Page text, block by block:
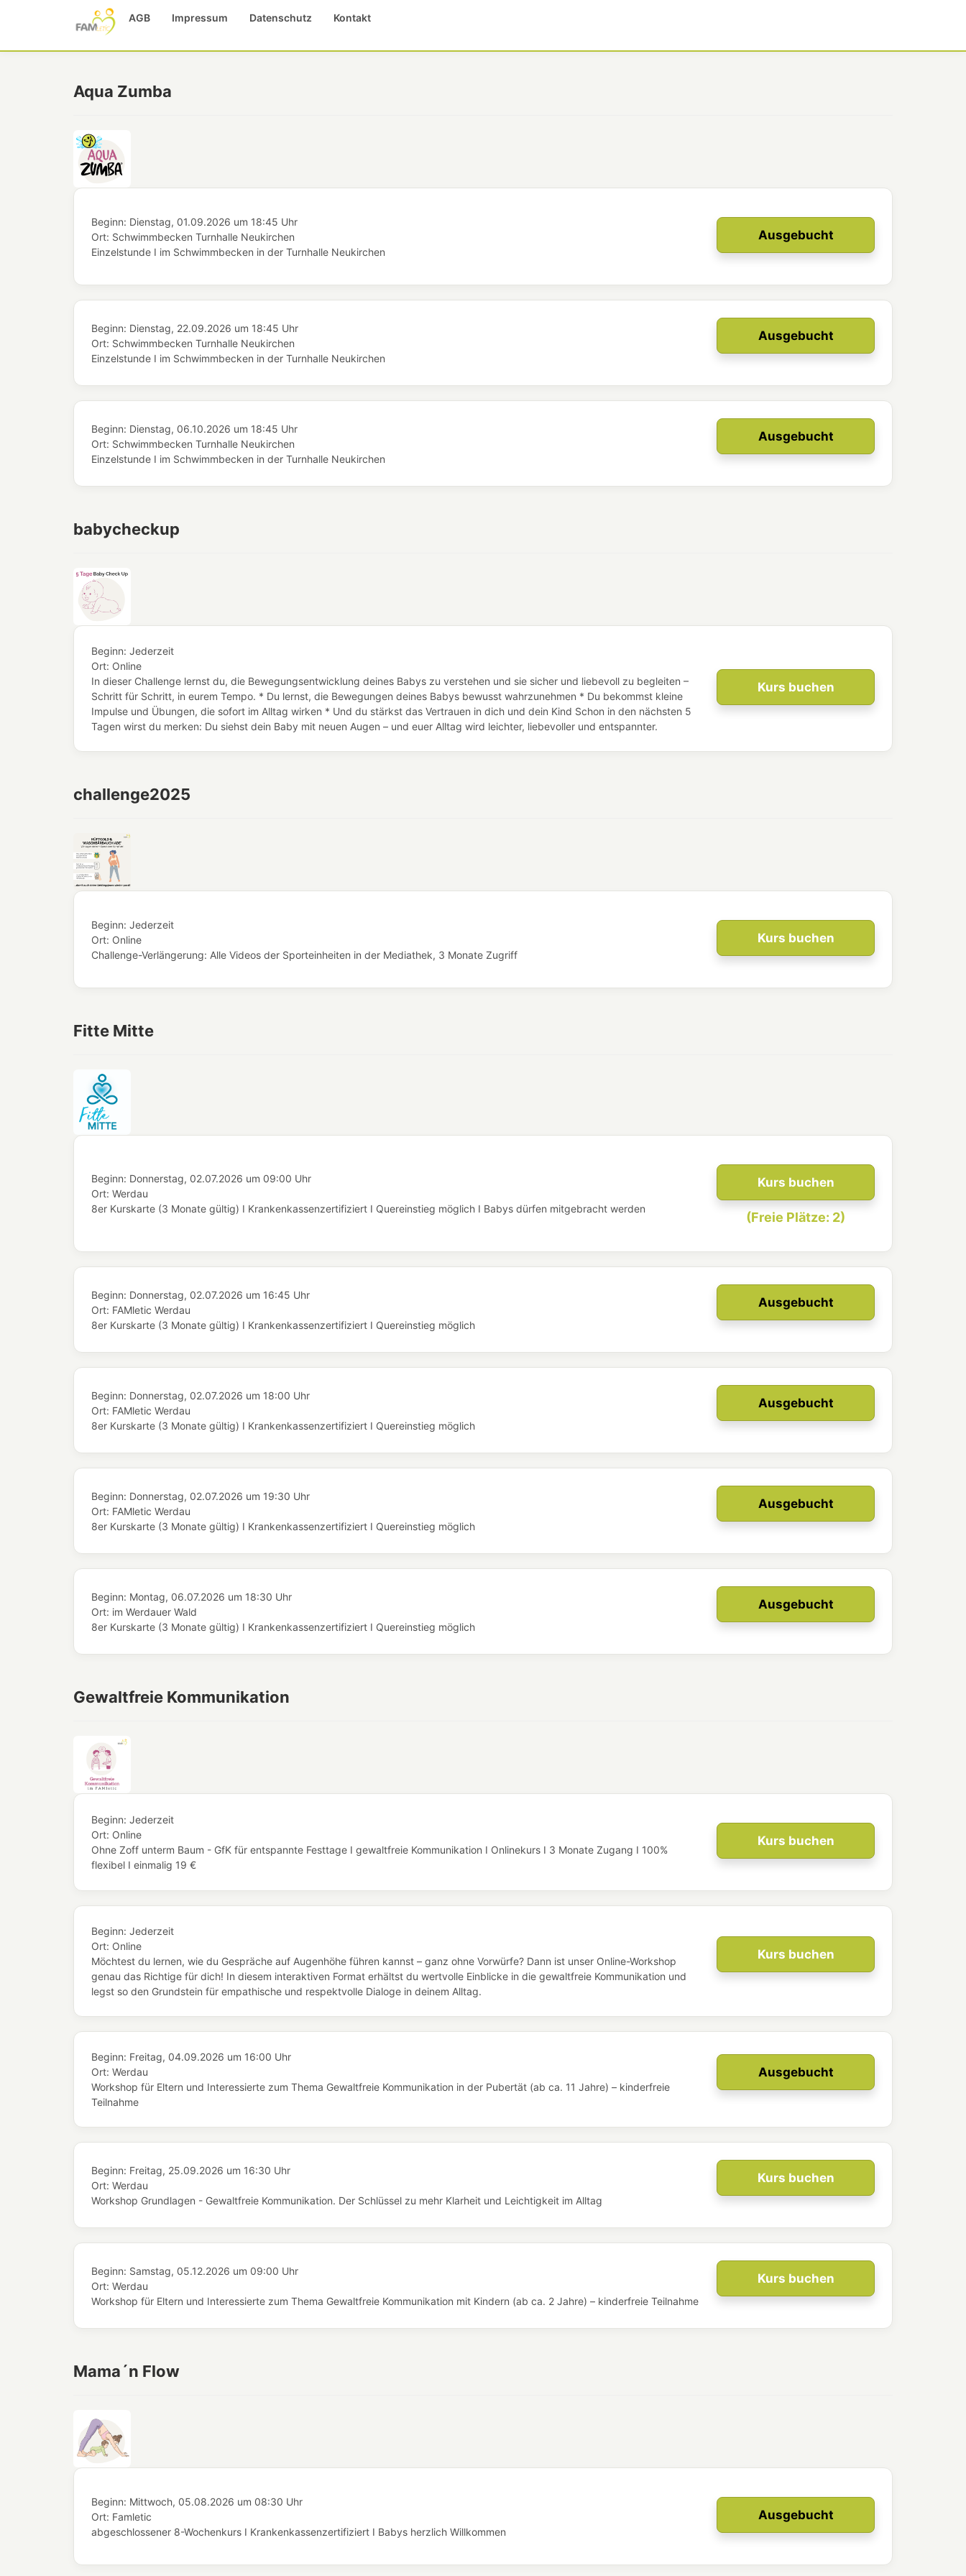
AGB Impressum Datenschutz Kontakt
Aqua Zumba
Ausgebucht
Beginn: Dienstag, 01.09.2026 um 18:45 Uhr
Ort: Schwimmbecken Turnhalle Neukirchen
Einzelstunde I im Schwimmbecken in der Turnhalle Neukirchen
Ausgebucht
Beginn: Dienstag, 22.09.2026 um 18:45 Uhr
Ort: Schwimmbecken Turnhalle Neukirchen
Einzelstunde I im Schwimmbecken in der Turnhalle Neukirchen
Ausgebucht
Beginn: Dienstag, 06.10.2026 um 18:45 Uhr
Ort: Schwimmbecken Turnhalle Neukirchen
Einzelstunde I im Schwimmbecken in der Turnhalle Neukirchen
babycheckup
Kurs buchen
Beginn: Jederzeit
Ort: Online
In dieser Challenge lernst du, die Bewegungsentwicklung deines Babys zu verstehen und sie sicher und liebevoll zu begleiten –
Schritt für Schritt, in eurem Tempo. * Du lernst, die Bewegungen deines Babys bewusst wahrzunehmen * Du bekommst kleine
Impulse und Übungen, die sofort im Alltag wirken * Und du stärkst das Vertrauen in dich und dein Kind Schon in den nächsten 5
Tagen wirst du merken: Du siehst dein Baby mit neuen Augen – und euer Alltag wird leichter, liebevoller und entspannter.
challenge2025
Kurs buchen
Beginn: Jederzeit
Ort: Online
Challenge-Verlängerung: Alle Videos der Sporteinheiten in der Mediathek, 3 Monate Zugriff
Fitte Mitte
Kurs buchen
(Freie Plätze: 2)
Beginn: Donnerstag, 02.07.2026 um 09:00 Uhr
Ort: Werdau
8er Kurskarte (3 Monate gültig) I Krankenkassenzertifiziert I Quereinstieg möglich I Babys dürfen mitgebracht werden
Ausgebucht
Beginn: Donnerstag, 02.07.2026 um 16:45 Uhr
Ort: FAMletic Werdau
8er Kurskarte (3 Monate gültig) I Krankenkassenzertifiziert I Quereinstieg möglich
Ausgebucht
Beginn: Donnerstag, 02.07.2026 um 18:00 Uhr
Ort: FAMletic Werdau
8er Kurskarte (3 Monate gültig) I Krankenkassenzertifiziert I Quereinstieg möglich
Ausgebucht
Beginn: Donnerstag, 02.07.2026 um 19:30 Uhr
Ort: FAMletic Werdau
8er Kurskarte (3 Monate gültig) I Krankenkassenzertifiziert I Quereinstieg möglich
Ausgebucht
Beginn: Montag, 06.07.2026 um 18:30 Uhr
Ort: im Werdauer Wald
8er Kurskarte (3 Monate gültig) I Krankenkassenzertifiziert I Quereinstieg möglich
Gewaltfreie Kommunikation
Kurs buchen
Beginn: Jederzeit
Ort: Online
Ohne Zoff unterm Baum - GfK für entspannte Festtage I gewaltfreie Kommunikation I Onlinekurs I 3 Monate Zugang I 100%
flexibel I einmalig 19 €
Kurs buchen
Beginn: Jederzeit
Ort: Online
Möchtest du lernen, wie du Gespräche auf Augenhöhe führen kannst – ganz ohne Vorwürfe? Dann ist unser Online-Workshop
genau das Richtige für dich! In diesem interaktiven Format erhältst du wertvolle Einblicke in die gewaltfreie Kommunikation und
legst so den Grundstein für empathische und respektvolle Dialoge in deinem Alltag.
Ausgebucht
Beginn: Freitag, 04.09.2026 um 16:00 Uhr
Ort: Werdau
Workshop für Eltern und Interessierte zum Thema Gewaltfreie Kommunikation in der Pubertät (ab ca. 11 Jahre) – kinderfreie
Teilnahme
Kurs buchen
Beginn: Freitag, 25.09.2026 um 16:30 Uhr
Ort: Werdau
Workshop Grundlagen - Gewaltfreie Kommunikation. Der Schlüssel zu mehr Klarheit und Leichtigkeit im Alltag
Kurs buchen
Beginn: Samstag, 05.12.2026 um 09:00 Uhr
Ort: Werdau
Workshop für Eltern und Interessierte zum Thema Gewaltfreie Kommunikation mit Kindern (ab ca. 2 Jahre) – kinderfreie Teilnahme​
Mama´n Flow
Ausgebucht
Beginn: Mittwoch, 05.08.2026 um 08:30 Uhr
Ort: Famletic
abgeschlossener 8-Wochenkurs I Krankenkassenzertifiziert I Babys herzlich Willkommen